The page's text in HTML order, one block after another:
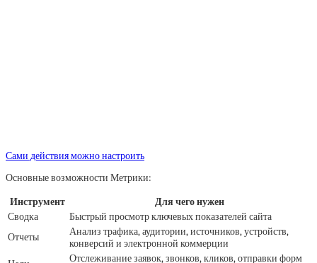
Сами действия можно настроить
Основные возможности Метрики:
Инструмент
Для чего нужен
Сводка
Быстрый просмотр ключевых показателей сайта
Отчеты
Анализ трафика, аудитории, источников, устройств,
конверсий и электронной коммерции
Отслеживание заявок, звонков, кликов, отправки форм